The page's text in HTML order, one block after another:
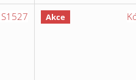
S1527 Akce